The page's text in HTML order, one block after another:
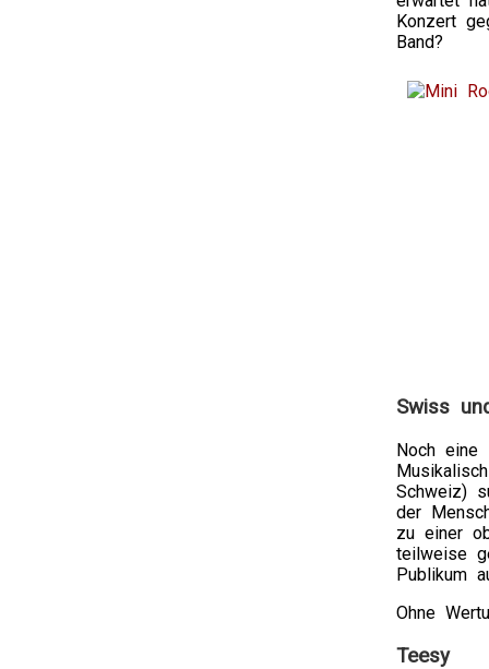
Konzert
Band?
Swiss
Noch eine
Schweiz)
der
zu einer
teilweise
Publikum
Ohne
Teesy